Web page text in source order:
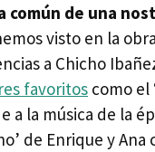
común de una
visto en la
a Chicho
favoritos como el
a la música de la
de Enrique y